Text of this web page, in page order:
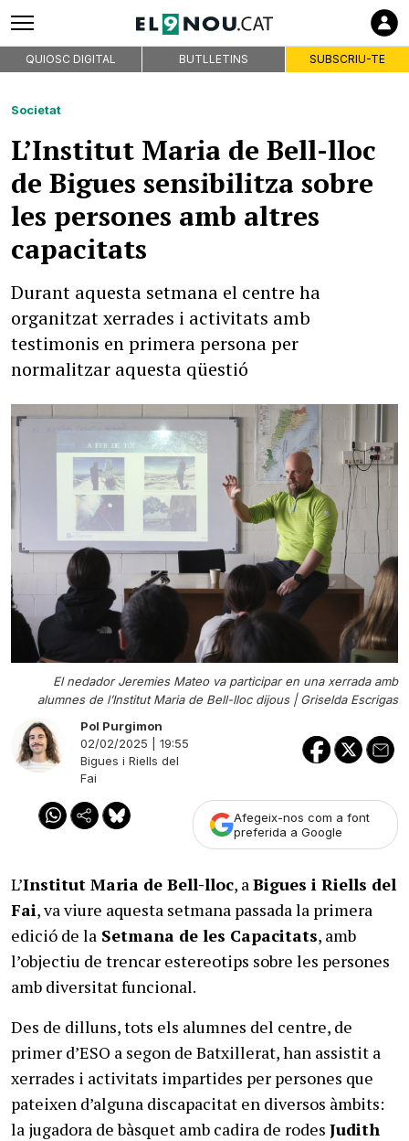
QUIOSC DIGITAL BUTLLETINS SUBSCRIU-TE
Societat
L’Institut Maria de Bell-lloc
de Bigues sensibilitza sobre
les persones amb altres
capacitats
Durant aquesta setmana el centre ha
organitzat xerrades i activitats amb
testimonis en primera persona per
normalitzar aquesta qüestió
El nedador Jeremies Mateo va participar en una xerrada amb
alumnes de l’Institut Maria de Bell-lloc dijous |Griselda Escrigas
Pol Purgimon
02/02/2025 | 19:55
Bigues i Riells del
Fai
Afegeix-nos com a font
preferida a Google
L’Institut Maria de Bell-lloc, a Bigues i Riells del
Fai, va viure aquesta setmana passada la primera
edició de la Setmana de les Capacitats, amb
l’objectiu de trencar estereotips sobre les persones
amb diversitat funcional.
Des de dilluns, tots els alumnes del centre, de
primer d’ESO a segon de Batxillerat, han assistit a
xerrades i activitats impartides per persones que
pateixen d’alguna discapacitat en diversos àmbits:
la jugadora de bàsquet amb cadira de rodes Judith